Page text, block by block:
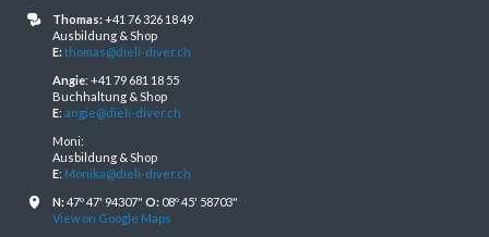
Thomas:+41 76 326 18 49
Ausbildung & Shop
E:thomas@dieli-diver.ch
Angie: +41 79 681 18 55
Buchhaltung & Shop
E: angie@dieli-diver.ch
Moni:
Ausbildung & Shop
E: Monika@dieli-diver.ch
N:47º 47' 94307" O:08º 45' 58703"
View on Google Maps